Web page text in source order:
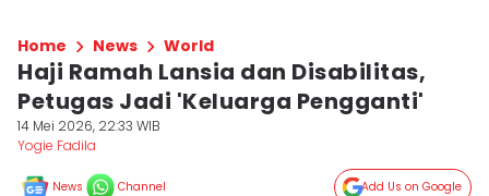
Home News World
Haji Ramah Lansia dan Disabilitas,
Petugas Jadi 'Keluarga Pengganti'
14 Mei 2026, 22:33 WIB
Yogie Fadila
News Channel Add Us on Google